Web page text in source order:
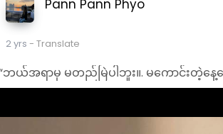
Pann Pann Phyo
2 yrs - Translate
ဘယ်အရာမှ မတည်မြဲပါဘူး။. မကောင်းတဲ့နေ့တေ